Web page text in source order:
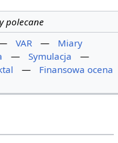
polecane
VAR —
Miary
— Symulacja
—
—
Finansowa ocena